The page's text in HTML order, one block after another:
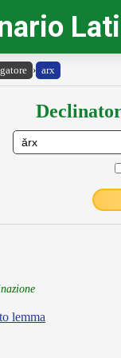
› arx
lemma